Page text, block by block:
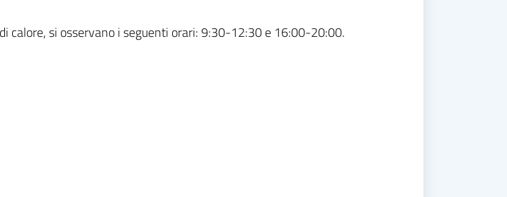
calore, si osservano i seguenti orari: 9:30-12:30 e 16:00-20:00.